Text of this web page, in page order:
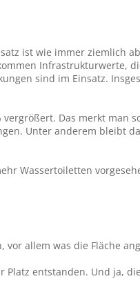
ist wie immer ziemlich
Infrastrukturwerte,
sind im Einsatz.
Das merkt man
Unter anderem bleibt
Wassertoiletten
vor allem was die Fläche
Platz entstanden. Und ja,